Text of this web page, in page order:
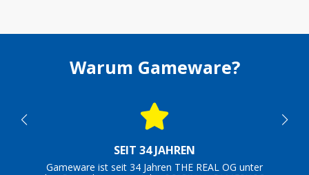
Warum Gameware?
SEIT 34 JAHREN
Gameware ist seit 34 Jahren THE REAL OG unter